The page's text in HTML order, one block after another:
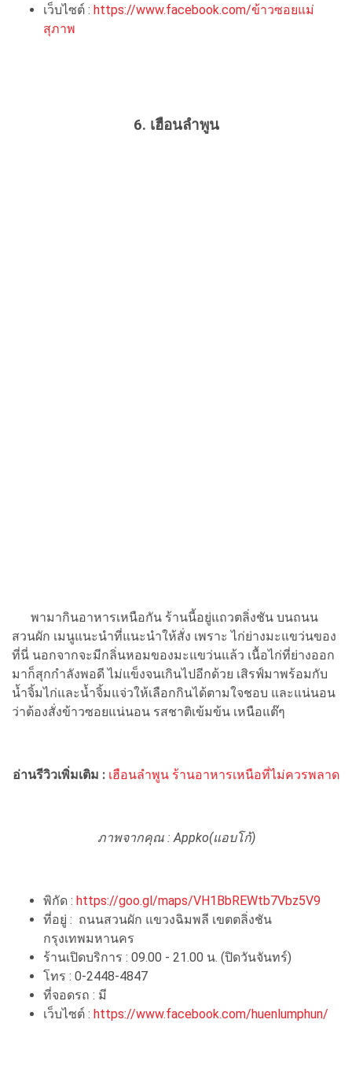
เว็บไซต์ : https://www.facebook.com/ข้าวซอยแม่
สุภาพ
6. เฮือนลำพูน
พามากินอาหารเหนือกัน ร้านนี้อยู่แถวตลิ่งชัน บนถนน
สวนผัก เมนูแนะนำที่แนะนำให้สั่ง เพราะ ไก่ย่างมะแขว่นของ
ที่นี่ นอกจากจะมีกลิ่นหอมของมะแขว่นแล้ว เนื้อไก่ที่ย่างออก
มาก็สุกกำลังพอดี ไม่แข็งจนเกินไปอีกด้วย เสิรฟ์มาพร้อมกับ
น้ำจิ้มไก่และน้ำจิ้มแจ่วให้เลือกกินได้ตามใจชอบ และแน่นอน
ว่าต้องสั่งข้าวซอยแน่นอน รสชาติเข้มข้น เหนือแต๊ๆ
อ่านรีวิวเพิ่มเติม : เฮือนลำพูน ร้านอาหารเหนือที่ไม่ควรพลาด
ภาพจากคุณ : Appko(แอบโก้)
พิกัด : https://goo.gl/maps/VH1BbREWtb7Vbz5V9
ที่อยู่ : ถนนสวนผัก แขวงฉิมพลี เขตตลิ่งชัน
กรุงเทพมหานคร
ร้านเปิดบริการ : 09.00 - 21.00 น. (ปิดวันจันทร์)
โทร : 0-2448-4847
ที่จอดรถ : มี
เว็บไซต์ : https://www.facebook.com/huenlumphun/